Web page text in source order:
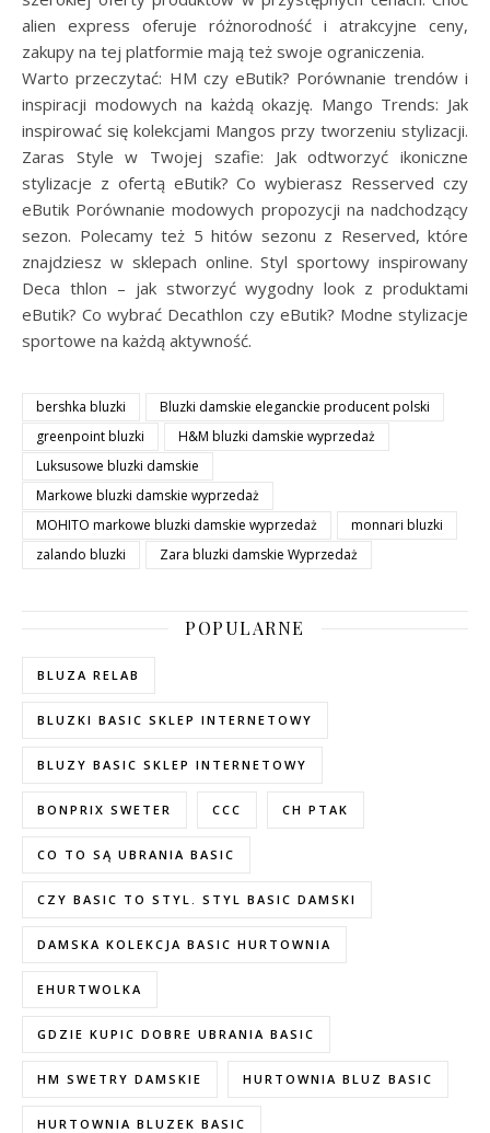
alien express oferuje różnorodność i atrakcyjne ceny,
zakupy na tej platformie mają też swoje ograniczenia.
Warto przeczytać: HM czy eButik? Porównanie trendów i
inspiracji modowych na każdą okazję. Mango Trends: Jak
inspirować się kolekcjami Mangos przy tworzeniu stylizacji.
Zaras Style w Twojej szafie: Jak odtworzyć ikoniczne
stylizacje z ofertą eButik? Co wybierasz Resserved czy
eButik Porównanie modowych propozycji na nadchodzący
sezon. Polecamy też 5 hitów sezonu z Reserved, które
znajdziesz w sklepach online. Styl sportowy inspirowany
Deca thlon – jak stworzyć wygodny look z produktami
eButik? Co wybrać Decathlon czy eButik? Modne stylizacje
sportowe na każdą aktywność.
bershka bluzki
Bluzki damskie eleganckie producent polski
greenpoint bluzki
H&M bluzki damskie wyprzedaż
Luksusowe bluzki damskie
Markowe bluzki damskie wyprzedaż
MOHITO markowe bluzki damskie wyprzedaż
monnari bluzki
zalando bluzki
Zara bluzki damskie Wyprzedaż
POPULARNE
BLUZA RELAB
BLUZKI BASIC SKLEP INTERNETOWY
BLUZY BASIC SKLEP INTERNETOWY
BONPRIX SWETER CCC CH PTAK
CO TO SĄ UBRANIA BASIC
CZY BASIC TO STYL. STYL BASIC DAMSKI
DAMSKA KOLEKCJA BASIC HURTOWNIA
EHURTWOLKA
GDZIE KUPIC DOBRE UBRANIA BASIC
HM SWETRY DAMSKIE HURTOWNIA BLUZ BASIC
HURTOWNIA BLUZEK BASIC